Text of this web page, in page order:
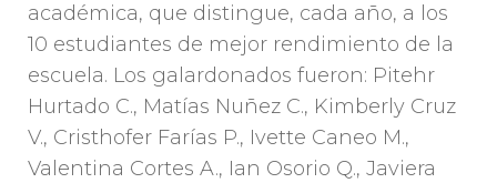
académica, que distingue, cada año, a los
10 estudiantes de mejor rendimiento de la
escuela. Los galardonados fueron: Pitehr
Hurtado C., Matías Nuñez C., Kimberly Cruz
V., Cristhofer Farías P., Ivette Caneo M.,
Valentina Cortes A., Ian Osorio Q., Javiera